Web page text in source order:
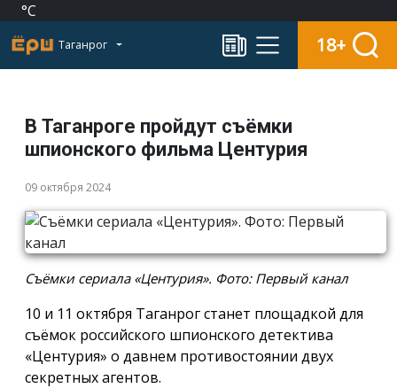
°C
Таганрог 18+
В Таганроге пройдут съёмки
шпионского фильма Центурия
09 октября 2024
Съёмки сериала «Центурия». Фото: Первый канал
10 и 11 октября Таганрог станет площадкой для
съёмок российского шпионского детектива
«Центурия» о давнем противостоянии двух
секретных агентов.